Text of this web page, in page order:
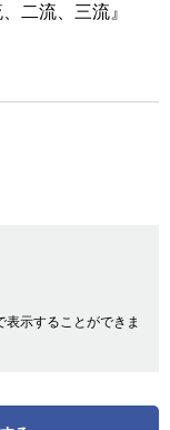
二流、三流』
示することができま